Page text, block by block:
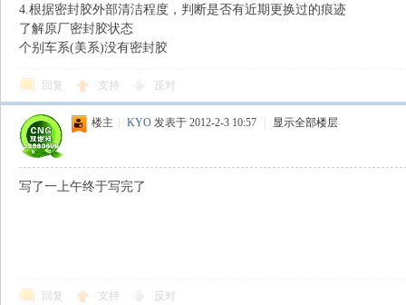
4.根据密封胶外部清洁程度，判断是否有近期更换过的痕迹
了解原厂密封胶状态
个别车系(美系)没有密封胶
回复 支持 反对
楼主 KYO 发表于 2012-2-3 10:57 显示全部楼层
写了一上午终于写完了
回复 支持 反对